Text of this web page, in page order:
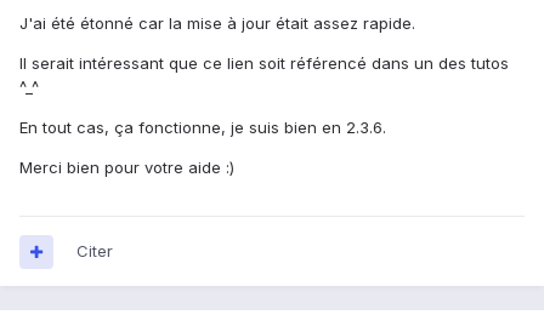
J'ai été étonné car la mise à jour était assez rapide.
Il serait intéressant que ce lien soit référencé dans un des tutos
^_^
En tout cas, ça fonctionne, je suis bien en 2.3.6.
Merci bien pour votre aide :)
Citer